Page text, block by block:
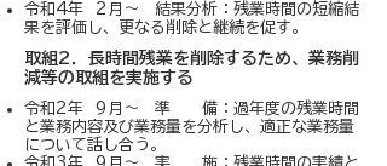
令和4年 2月～ 結果分析：残業時間の短縮結
果を評価し、更なる削除と継続を促す。
​取組2．長時間残業を削除するため、業務削
減等の取組を実施する
令和2年 9月～ 準 備：過年度の残業時間
と業務内容及び業務量を分析し、適正な業務量
について話し合う。